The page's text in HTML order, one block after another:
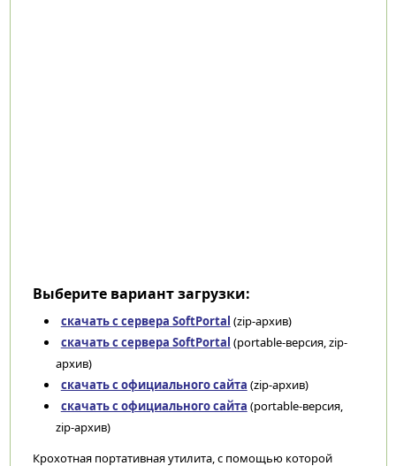
Выберите вариант загрузки:
скачать с сервера SoftPortal (zip-архив)
скачать с сервера SoftPortal (portable-версия, zip-
архив)
скачать с официального сайта (zip-архив)
скачать с официального сайта (portable-версия,
zip-архив)
Крохотная портативная утилита, с помощью которой